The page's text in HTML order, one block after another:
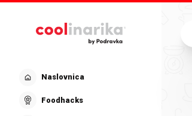
Naslovnica
Foodhacks